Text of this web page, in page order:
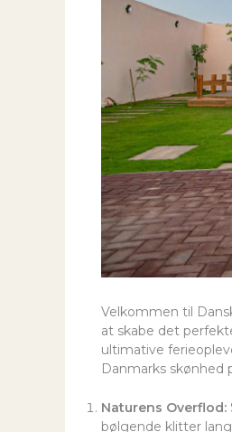
Velkommen til
at skabe det
ultimative
Danmarks skønhed
Naturens Overflod:
bølgende klitter